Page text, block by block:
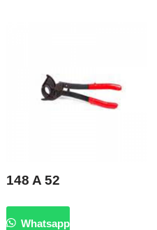
148 A 52
Whatsapp